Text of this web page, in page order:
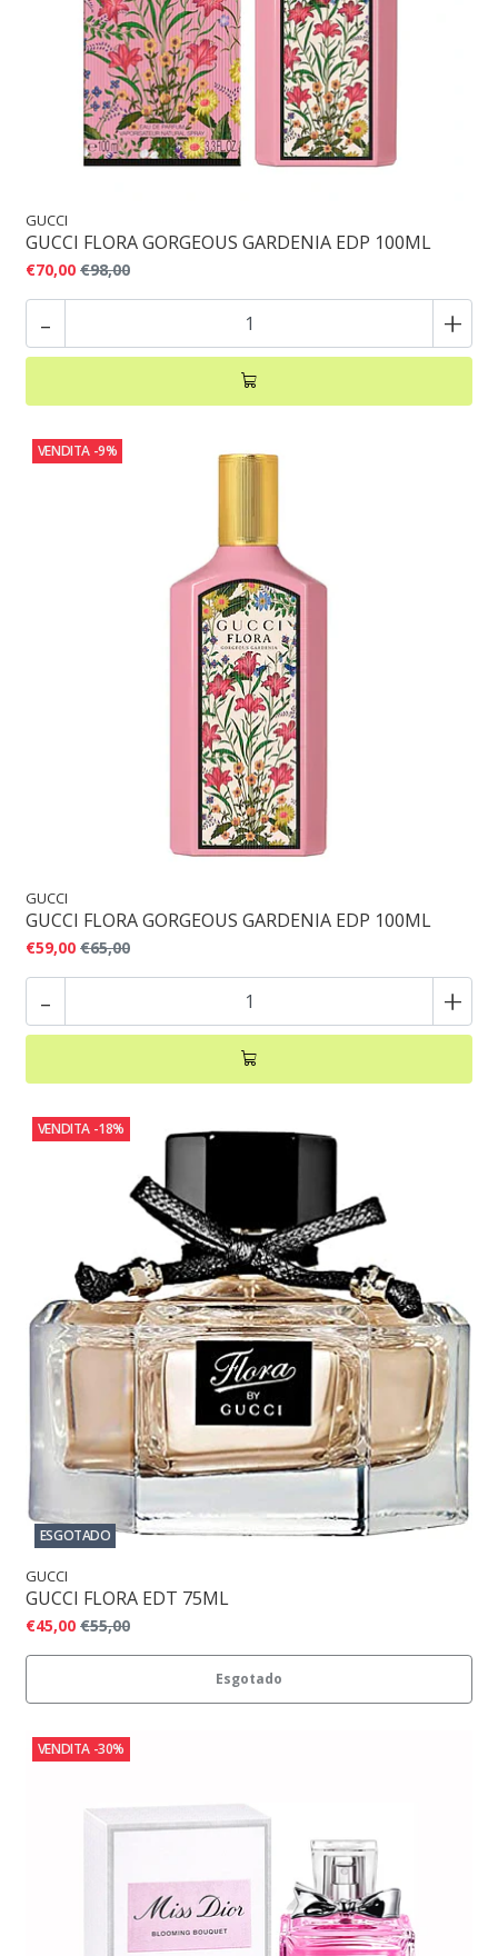
GUCCI
GUCCI FLORA GORGEOUS GARDENIA EDP 100ML
€70,00 €98,00
- +
VENDITA -9%
GUCCI
GUCCI FLORA GORGEOUS GARDENIA EDP 100ML
€59,00 €65,00
- +
VENDITA -18%
ESGOTADO
GUCCI
GUCCI FLORA EDT 75ML
€45,00 €55,00
Esgotado
VENDITA -30%